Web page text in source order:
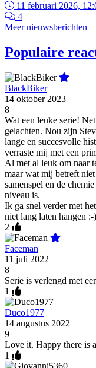
11 februari 2026,
4
Meer nieuwsberichten
Populaire
BlackBiker
14 oktober 2023
8
Wat een leuke serie!
gelachten. Nou zijn
lange en succesvolle
verraste mij met een
Al met al leuk om naar
maar wat mij betreft
samenspel en de
niveau is.
Ik ga snel verder met
niet lang laten hangen :-)
2
Faceman
11 juli 2022
8
Serie is verlengd met
1
Duco1977
14 augustus 2022
9
Love it. Happy there is
1